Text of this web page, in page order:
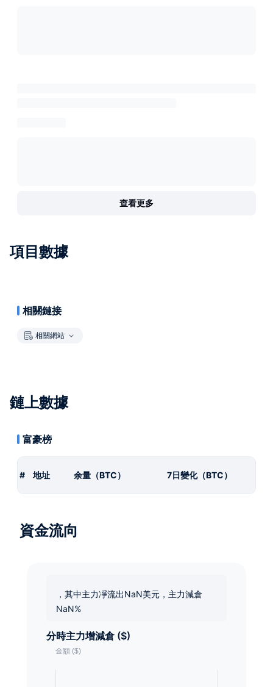
查看更多
項目數據
相關鏈接
相關網站
鏈上數據
富豪榜
# 地址 余量（BTC） 7日變化（BTC）
資金流向
，其中主力凈流出NaN美元，主力減倉
NaN%
分時主力增減倉 ($)